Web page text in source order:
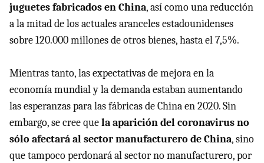
juguetes fabricados en China, así como una reducción
a la mitad de los actuales aranceles estadounidenses
sobre 120.000 millones de otros bienes, hasta el 7,5%.
Mientras tanto, las expectativas de mejora en la
economía mundial y la demanda estaban aumentando
las esperanzas para las fábricas de China en 2020. Sin
embargo, se cree quela aparición del coronavirus no
sólo afectará al sector manufacturero de China, sino
que tampoco perdonará al sector no manufacturero, por